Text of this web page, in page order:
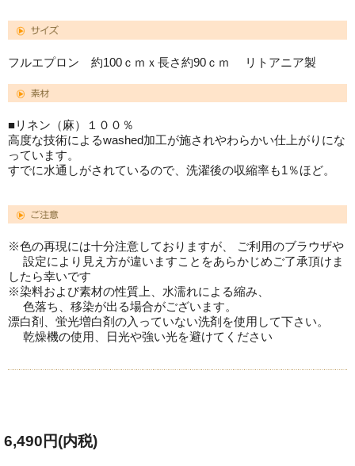
フルエプロン 約100ｃｍｘ長さ約90ｃｍ リトアニア製
■リネン（麻）１００％
高度な技術によるwashed加工が施されやわらかい仕上がりにな
っています。
すでに水通しがされているので、洗濯後の収縮率も1％ほど。
※色の再現には十分注意しておりますが、 ご利用のブラウザや
設定により見え方が違いますことをあらかじめご了承頂けま
したら幸いです
※染料および素材の性質上、水濡れによる縮み、
色落ち、移染が出る場合がございます。
漂白剤、蛍光増白剤の入っていない洗剤を使用して下さい。
乾燥機の使用、日光や強い光を避けてください
6,490円(内税)